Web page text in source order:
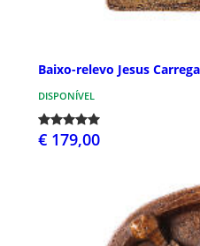
Baixo-relevo Jesus
DISPONÍVEL
€ 179,00